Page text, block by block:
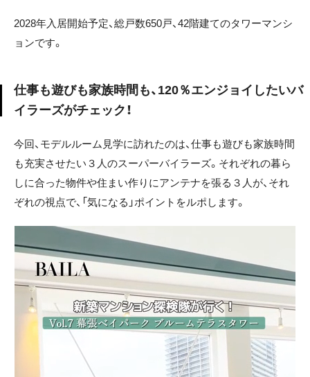
2028年入居開始予定、総戸数650戸、42階建てのタワーマンシ
ョンです。
仕事も遊びも家族時間も、120％エンジョイしたいバ
イラーズがチェック！
今回、モデルルーム見学に訪れたのは、仕事も遊びも家族時間
も充実させたい３人のスーパーバイラーズ。それぞれの暮ら
しに合った物件や住まい作りにアンテナを張る３人が、それ
ぞれの視点で、「気になる」ポイントをルポします。